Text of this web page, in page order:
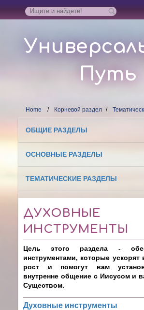
Путь
Home Корневой раздел
ОБЩИЕ РАЗДЕЛЫ
ОСНОВНЫЕ РАЗДЕЛЫ
ТЕМАТИЧЕСКИЕ РАЗДЕЛЫ
ДУХОВНЫЕ
ИНСТРУМЕНТЫ
Цель этого раздела -
инструментами, которые
рост и помогут вам
внутренне общение с Иисусом и
Существом.
Духовные инструменты